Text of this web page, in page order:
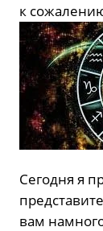
к
Сегодня я
вам